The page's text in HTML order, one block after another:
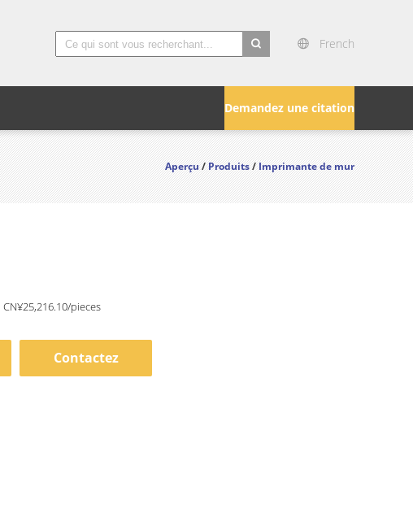
French
Demandez une citation
Aperçu/Produits/Imprimante de mur
CN¥25,216.10/pieces
Contactez